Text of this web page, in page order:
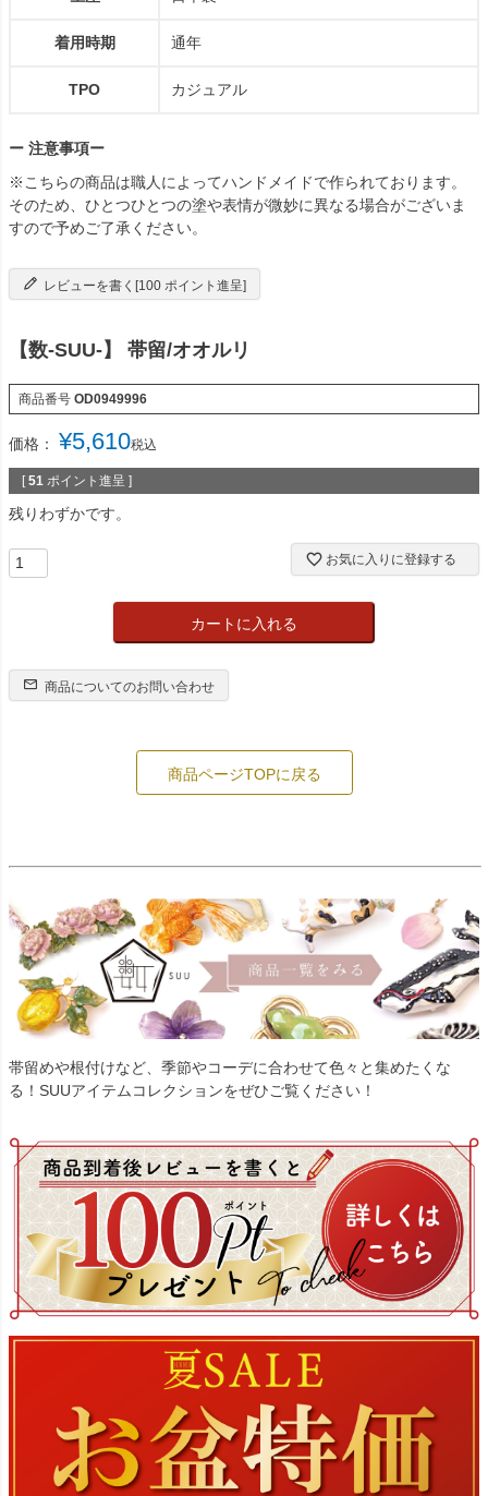
着用時期 通年
TPO カジュアル
ー 注意事項ー
※こちらの商品は職人によってハンドメイドで作られております。
そのため、ひとつひとつの塗や表情が微妙に異なる場合がございま
すので予めご了承ください。
レビューを書く[100 ポイント進呈]
【数-SUU-】 帯留/オオルリ
商品番号 OD0949996
価格： ¥5,610税込
[ 51 ポイント進呈 ]
残りわずかです。
お気に入りに登録する
カートに入れる
商品についてのお問い合わせ
商品ページTOPに戻る
帯留めや根付けなど、季節やコーデに合わせて色々と集めたくな
る！SUUアイテムコレクションをぜひご覧ください！